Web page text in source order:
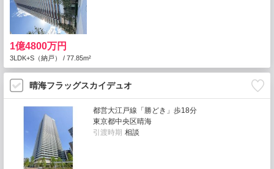
1億4800万円
3LDK+S（納戸） / 77.85m²
晴海フラッグスカイデュオ
都営大江戸線「勝どき」歩18分
東京都中央区晴海
引渡時期 相談